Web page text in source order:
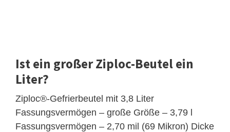
Ist ein großer Ziploc-Beutel ein
Liter?
Ziploc®-Gefrierbeutel mit 3,8 Liter
Fassungsvermögen – große Größe – 3,79 l
Fassungsvermögen – 2,70 mil (69 Mikron) Dicke